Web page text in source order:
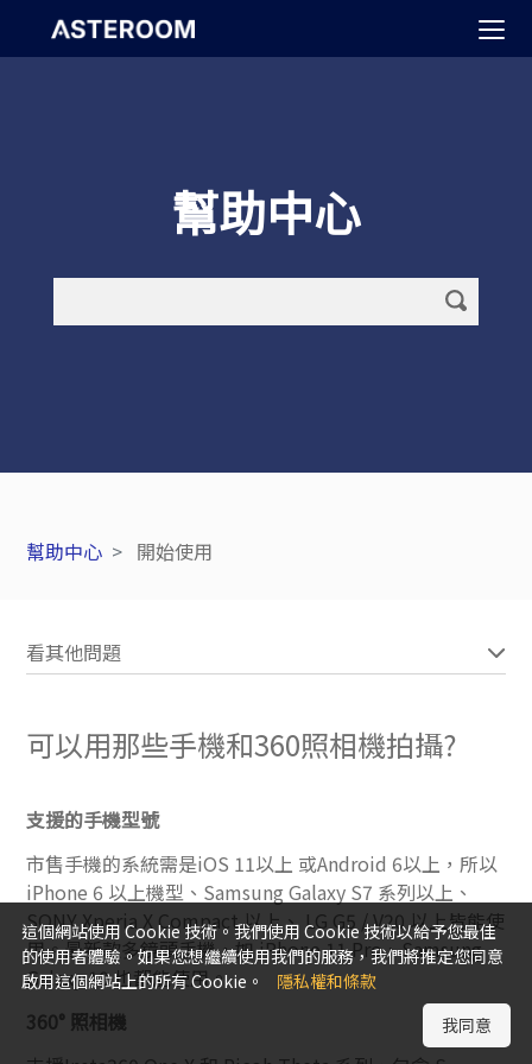
幫助中心
幫助中心 開始使用
看其他問題
可以用那些手機和360照相機拍攝?
支援的手機型號
市售手機的系統需是iOS 11以上 或Android 6以上，所以
iPhone 6 以上機型、Samsung Galaxy S7 系列以上、
SONY Xperia X Compact 以上、 LG G5 / V20 以上皆能使
用。最新款多鏡頭手機，如 iPhone 11 Pro、Samsung
Galaxy 10 也都能使用。
360° 照相機
這個網站使用 Cookie 技術。我們使用 Cookie 技術以給予您最佳
的使用者體驗。如果您想繼續使用我們的服務，我們將推定您同意
啟用這個網站上的所有 Cookie。
隱私權和條款
我同意